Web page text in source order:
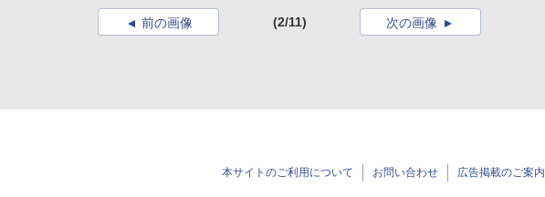
前の画像 (2/11) 次の画像
本サイトのご利用について お問い合わせ 広告掲載のご案内